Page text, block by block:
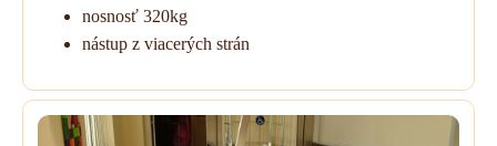
nosnosť 320kg
nástup z viacerých strán